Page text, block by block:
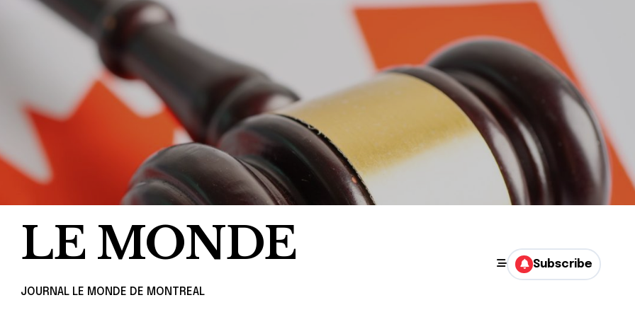
LE MONDE
JOURNAL LE MONDE DE MONTREAL
Subscribe